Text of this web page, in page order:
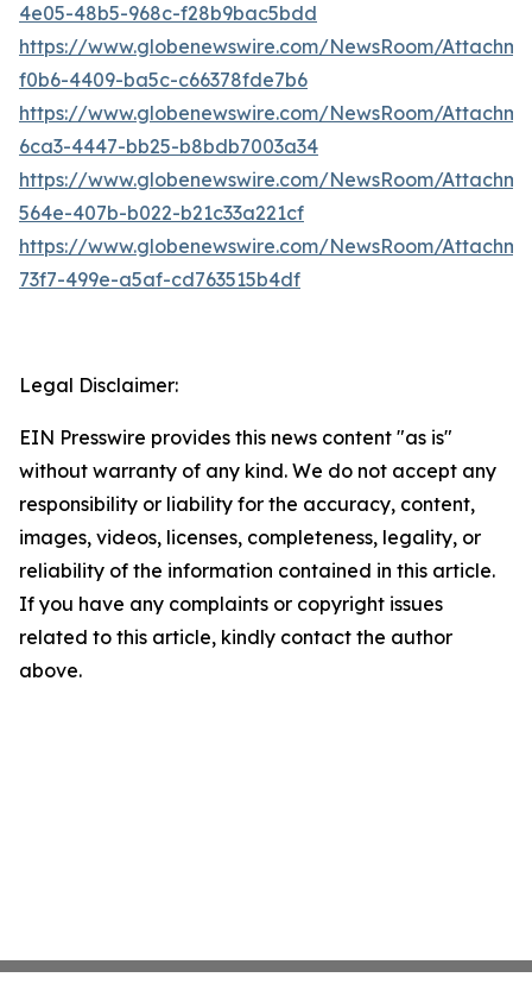
4e05-48b5-968c-f28b9bac5bdd
https://www.globenewswire.com/NewsRoom/
f0b6-4409-ba5c-c66378fde7b6
https://www.globenewswire.com/NewsRoom/
6ca3-4447-bb25-b8bdb7003a34
https://www.globenewswire.com/NewsRoom/
564e-407b-b022-b21c33a221cf
https://www.globenewswire.com/NewsRoom/
73f7-499e-a5af-cd763515b4df
Legal Disclaimer:
EIN Presswire provides this news content "as is"
without warranty of any kind. We do not accept any
responsibility or liability for the accuracy, content,
images, videos, licenses, completeness, legality, or
reliability of the information contained in this article.
If you have any complaints or copyright issues
related to this article, kindly contact the author
above.